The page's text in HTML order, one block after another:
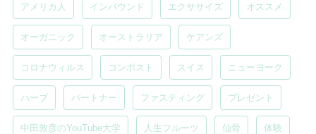
アメリカ人 インバウンド エクササイズ オススメ
オーガニック オーストラリア ケアンズ
コロナウィルス コンポスト スイス ニューヨーク
ハーブ パートナー ファスティング プレゼント
中田敦彦のYouTube大学 人生フルーツ 仙骨 体験